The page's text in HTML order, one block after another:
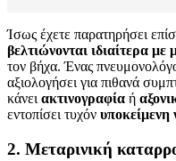
Ίσως έχετε παρατηρήσει
βελτιώνονται ιδιαίτερα
τον βήχα. Ένας
αξιολογήσει για πιθανά
κάνει ακτινογραφία ή
εντοπίσει τυχόν
2. Μεταρινική